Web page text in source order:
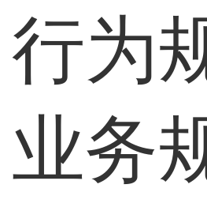
行为
业务